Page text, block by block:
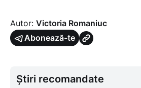
Autor: Victoria Romaniuc
Abonează-te
Știri recomandate